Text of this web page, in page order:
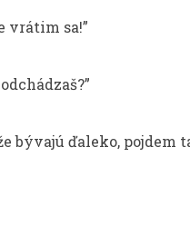
vrátim sa!”
bývajú ďaleko, pojdem